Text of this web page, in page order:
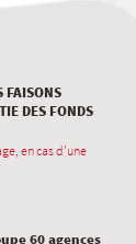
FAISONS
DES FONDS
en cas d'une
60 agences